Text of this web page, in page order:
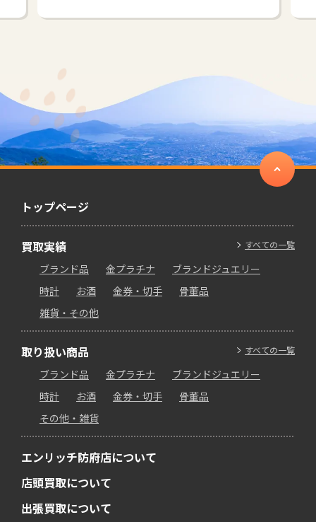
トップページ
すべての一覧
買取実績
ブランド品 金プラチナ
ブランドジュエリー
時計
お酒 金券・切手
骨董品
雑貨・その他
すべての一覧
取り扱い商品
ブランド品 金プラチナ
ブランドジュエリー
時計
お酒 金券・切手
骨董品
その他・雑貨
エンリッチ防府店について
店頭買取について
出張買取について